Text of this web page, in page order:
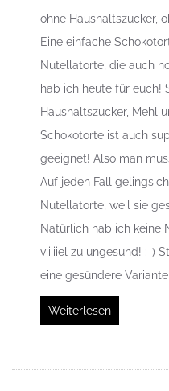
ohne Haushaltszucker,
Eine einfache
Nutellatorte, die auch
hab ich heute für euch!
Haushaltszucker, Mehl
Schokotorte ist auch
geeignet! Also man
Auf jeden Fall
Nutellatorte, weil sie
Natürlich hab ich keine
viiiiiel zu ungesund! ;-)
eine gesündere
Weiterlesen